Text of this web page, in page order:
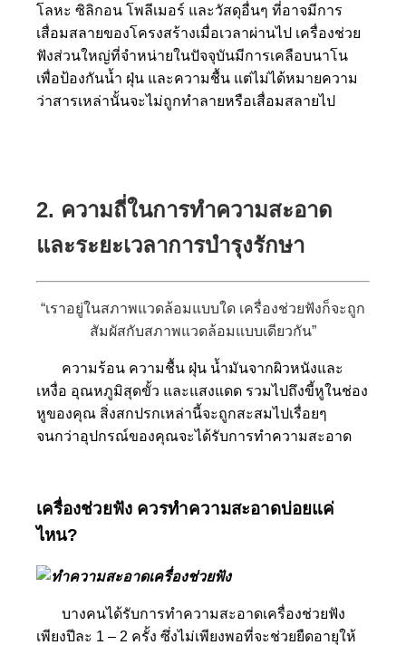
โลหะ ซิลิกอน โพลีเมอร์ และวัสดุอื่นๆ ที่อาจมีการ
เสื่อมสลายของโครงสร้างเมื่อเวลาผ่านไป เครื่องช่วย
ฟังส่วนใหญ่ที่จำหน่ายในปัจจุบันมีการเคลือบนาโน
เพื่อป้องกันน้ำ ฝุ่น และความชื้น แต่ไม่ได้หมายความ
ว่าสารเหล่านั้นจะไม่ถูกทำลายหรือเสื่อมสลายไป
2. ความถี่ในการทำความสะอาด
และระยะเวลาการบำรุงรักษา
“เราอยู่ในสภาพแวดล้อมแบบใด เครื่องช่วยฟังก็จะถูก
สัมผัสกับสภาพแวดล้อมแบบเดียวกัน”
ความร้อน ความชื้น ฝุ่น น้ำมันจากผิวหนังและ
เหงื่อ อุณหภูมิสุดขั้ว และแสงแดด รวมไปถึงขี้หูในช่อง
หูของคุณ สิ่งสกปรกเหล่านี้จะถูกสะสมไปเรื่อยๆ
จนกว่าอุปกรณ์ของคุณจะได้รับการทำความสะอาด
เครื่องช่วยฟัง ควรทำความสะอาดบ่อยแค่
ไหน?
บางคนได้รับการทำความสะอาดเครื่องช่วยฟัง
เพียงปีละ 1 – 2 ครั้ง ซึ่งไม่เพียงพอที่จะช่วยยืดอายุให้